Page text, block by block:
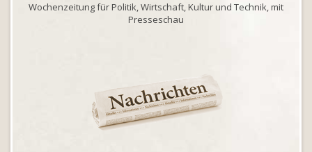
Wochenzeitung für Politik, Wirtschaft, Kultur und Technik, mit
Presseschau